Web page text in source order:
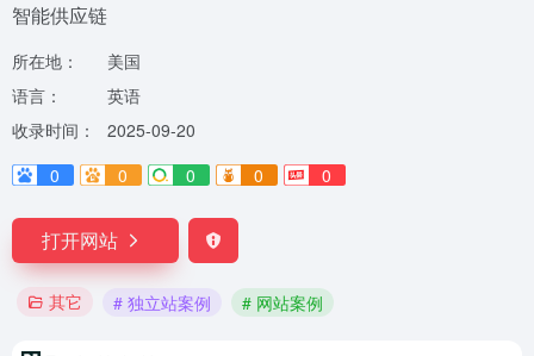
智能供应链
所在地：
美国
语言：
英语
收录时间：
2025-09-20
0
0 0 0 0
打开网站
其它 # 独立站案例 # 网站案例